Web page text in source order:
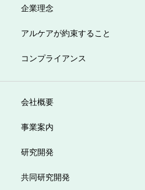
企業理念
アルケアが約束すること
コンプライアンス
会社概要
事業案内
研究開発
共同研究開発